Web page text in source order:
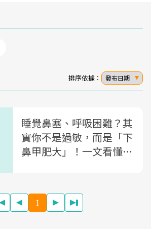
排序依據： 發布日期
睡覺鼻塞、呼吸困難？其
實你不是過敏，而是「下
鼻甲肥大」！一文看懂5
1